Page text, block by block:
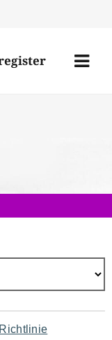
Menü